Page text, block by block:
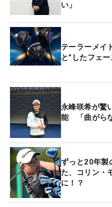
い」
テーラーメイ
と”したフェ
永峰咲希が驚
能 「曲がら
ずっと20年製
た、コリン・
に！？